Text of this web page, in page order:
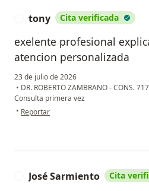
tony Cita verificada
exelente profesional
atencion personalizada
23 de julio de 2026
• DR. ROBERTO ZAMBRANO - CONS.
Consulta primera vez
• en opinión del usuario tony
Reportar
José Sarmiento Cita